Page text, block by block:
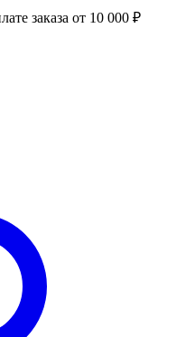
заказа от 10 000 ₽